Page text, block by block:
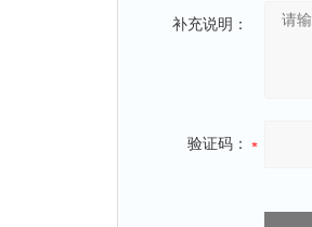
补充说明：
验证码：